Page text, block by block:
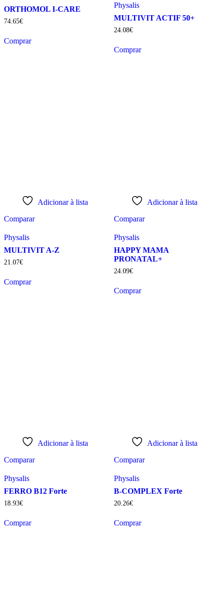
ORTHOMOL I-CARE
74 65€
Comprar
Physalis
MULTIVIT ACTIF 50+
24. 08€
Comprar
Adicionar à lista
Comparar
Physalis
MULTIVIT A-Z
21 07€
Comprar
Adicionar à lista
Comparar
Physalis
HAPPY MAMA
PRONATAL+
24. 09€
Comprar
Adicionar à lista
Comparar
Physalis
FERRO B12 Forte
18 93€
Comprar
Adicionar à lista
Comparar
Physalis
B-COMPLEX Forte
20. 26€
Comprar